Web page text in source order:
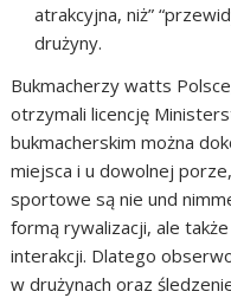
atrakcyjna, niż”
drużyny.
Bukmacherzy watts
otrzymali licencję
bukmacherskim można
miejsca i u dowolnej
sportowe są nie und
formą rywalizacji, ale
interakcji. Dlatego
w drużynach oraz